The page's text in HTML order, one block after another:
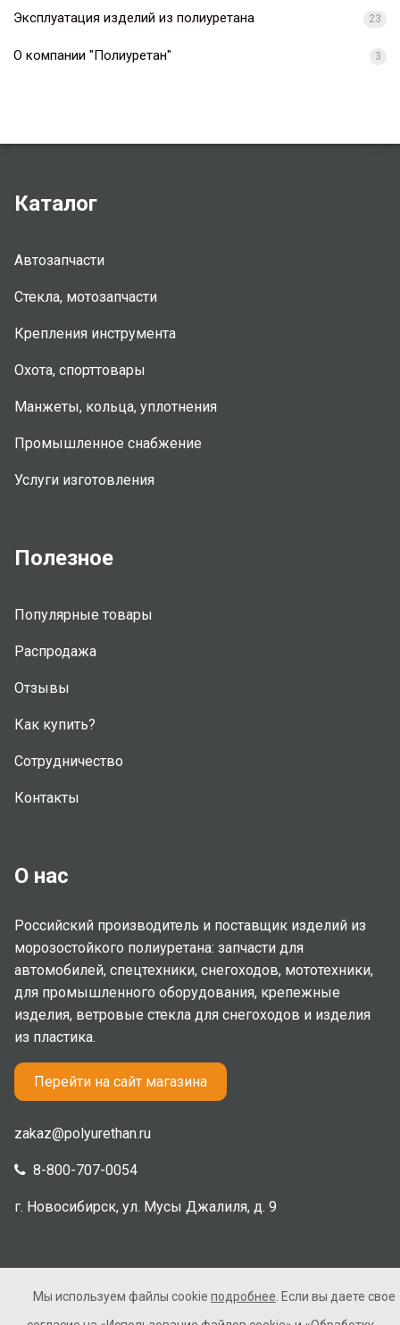
Эксплуатация изделий из полиуретана 23
О компании "Полиуретан" 3
Каталог
Автозапчасти
Стекла, мотозапчасти
Крепления инструмента
Охота, спорттовары
Манжеты, кольца, уплотнения
Промышленное снабжение
Услуги изготовления
Полезное
Популярные товары
Распродажа
Отзывы
Как купить?
Сотрудничество
Контакты
О нас
Российский производитель и поставщик изделий из
морозостойкого полиуретана: запчасти для
автомобилей, спецтехники, снегоходов, мототехники,
для промышленного оборудования, крепежные
изделия, ветровые стекла для снегоходов и изделия
из пластика.
Перейти на сайт магазина
zakaz@polyurethan.ru
8-800-707-0054
г. Новосибирск, ул. Мусы Джалиля, д. 9
2005-2026 © Полиуретан. Все права защищены. Не
Мы используем файлы cookie подробнее . Если вы даете свое